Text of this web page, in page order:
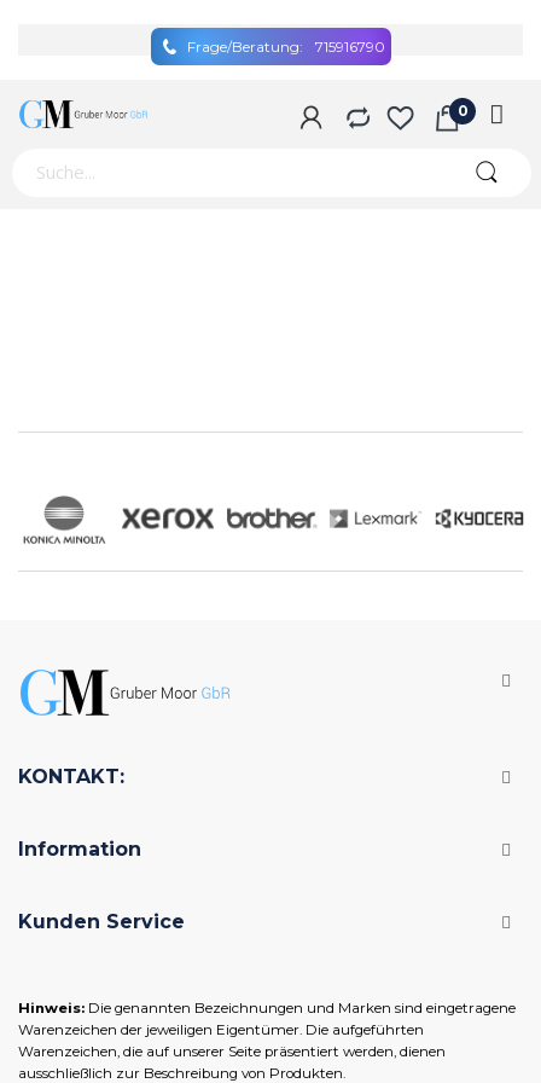
Frage/Beratung: 715916790
KONTAKT:
Information
Kunden Service
Hinweis: Die genannten Bezeichnungen und Marken sind eingetragene
Warenzeichen der jeweiligen Eigentümer. Die aufgeführten
Warenzeichen, die auf unserer Seite präsentiert werden, dienen
ausschließlich zur Beschreibung von Produkten.